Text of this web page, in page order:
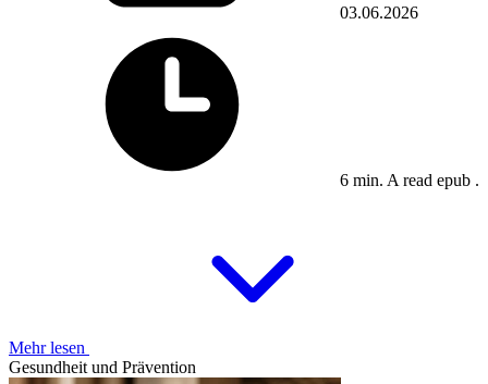
03.06.2026
6 min. A read epub .
Mehr lesen
Gesundheit und Prävention